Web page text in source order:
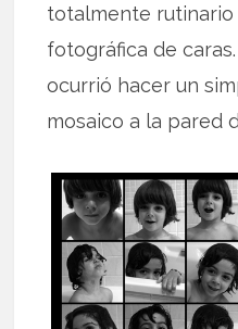
totalmente rutinario
fotográfica de
ocurrió hacer un
mosaico a la pared